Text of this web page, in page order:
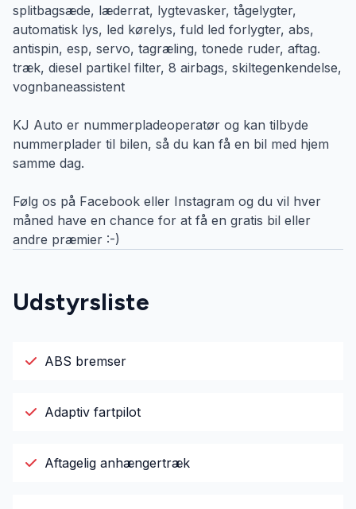
splitbagsæde, læderrat, lygtevasker, tågelygter,
automatisk lys, led kørelys, fuld led forlygter, abs,
antispin, esp, servo, tagræling, tonede ruder, aftag.
træk, diesel partikel filter, 8 airbags, skiltegenkendelse,
vognbaneassistent
KJ Auto er nummerpladeoperatør og kan tilbyde
nummerplader til bilen, så du kan få en bil med hjem
samme dag.
Følg os på Facebook eller Instagram og du vil hver
måned have en chance for at få en gratis bil eller
andre præmier :-)
Udstyrsliste
ABS bremser
Adaptiv fartpilot
Aftagelig anhængertræk